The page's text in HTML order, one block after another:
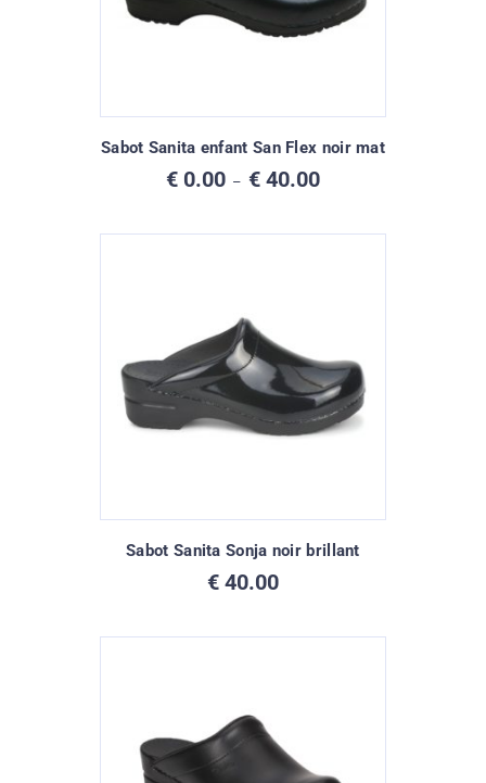
Sabot Sanita enfant San Flex noir mat
€ 0.00 – € 40.00Plage
€ 0.00
Sabot Sanita Sonja noir brillant
€ 40.00